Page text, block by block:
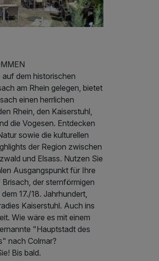
auf dem historischen
am Rhein gelegen, bietet
einen herrlichen
Rhein, den Kaiserstuhl,
die Vogesen. Entdecken
sowie die kulturellen
der Region zwischen
und Elsass. Nutzen Sie
Ausgangspunkt für Ihre
Brisach, der sternförmigen
17./18. Jahrhundert,
Kaiserstuhl. Auch ins
Wie wäre es mit einem
"Hauptstadt des
nach Colmar?
Bis bald.